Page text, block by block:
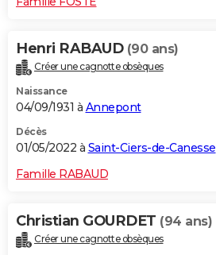
Henri RABAUD (90 ans)
Créer une cagnotte obsèques
Naissance
04/09/1931 à Annepont
Décès
01/05/2022 à Saint-Ciers-de-Canesse
Famille RABAUD
Christian GOURDET (94 ans)
Créer une cagnotte obsèques